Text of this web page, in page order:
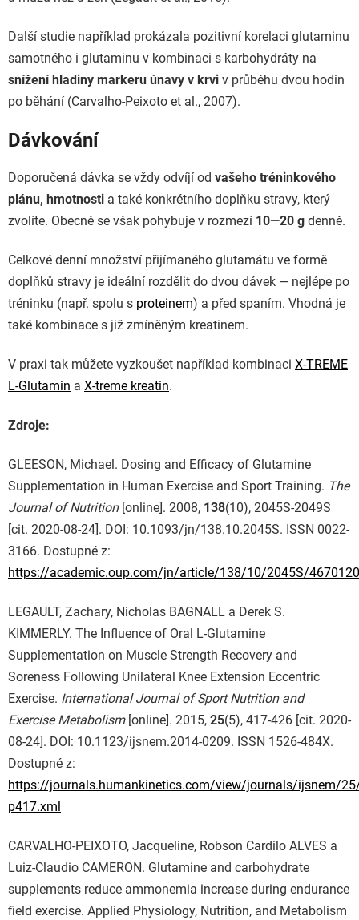
Další studie například prokázala pozitivní korelaci glutaminu
samotného i glutaminu v kombinaci s karbohydráty na
snížení hladiny markeru únavy v krvi v průběhu dvou hodin
po běhání (Carvalho-Peixoto et al., 2007).
Dávkování
Doporučená dávka se vždy odvíjí od vašeho tréninkového
plánu, hmotnosti a také konkrétního doplňku stravy, který
zvolíte. Obecně se však pohybuje v rozmezí 10—20 g denně.
Celkové denní množství přijímaného glutamátu ve formě
doplňků stravy je ideální rozdělit do dvou dávek — nejlépe po
tréninku (např. spolu s proteinem) a před spaním. Vhodná je
také kombinace s již zmíněným kreatinem.
V praxi tak můžete vyzkoušet například kombinaci X-TREME
L-Glutamin a X-treme kreatin.
Zdroje:
GLEESON, Michael. Dosing and Efficacy of Glutamine
Supplementation in Human Exercise and Sport Training. The
Journal of Nutrition[online]. 2008, 138(10), 2045S-2049S
[cit. 2020-08-24]. DOI: 10.1093/jn/138.10.2045S. ISSN 0022-
3166. Dostupné z:
https://academic.oup.com/jn/article/138/10/2045S/4670120
LEGAULT, Zachary, Nicholas BAGNALL a Derek S.
KIMMERLY. The Influence of Oral L-Glutamine
Supplementation on Muscle Strength Recovery and
Soreness Following Unilateral Knee Extension Eccentric
Exercise. International Journal of Sport Nutrition and
Exercise Metabolism[online]. 2015, 25(5), 417-426 [cit. 2020-
08-24]. DOI: 10.1123/ijsnem.2014-0209. ISSN 1526-484X.
Dostupné z:
https://journals.humankinetics.com/view/journals/ijsnem/
p417.xml
CARVALHO-PEIXOTO, Jacqueline, Robson Cardilo ALVES a
Luiz-Claudio CAMERON. Glutamine and carbohydrate
supplements reduce ammonemia increase during endurance
field exercise. Applied Physiology, Nutrition, and Metabolism